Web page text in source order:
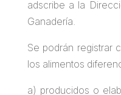
adscribe a la
Ganadería.
Se podrán registrar
los alimentos
a) producidos o